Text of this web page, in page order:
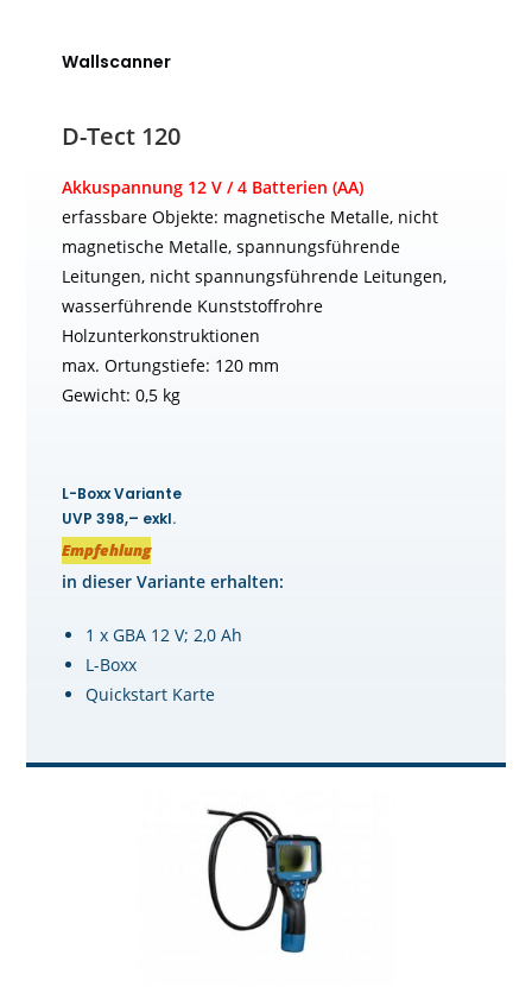
Wallscanner
D-Tect 120
Akkuspannung 12 V / 4 Batterien (AA)
erfassbare Objekte: magnetische Metalle, nicht
magnetische Metalle, spannungsführende
Leitungen, nicht spannungsführende Leitungen,
wasserführende Kunststoffrohre
Holzunterkonstruktionen
max. Ortungstiefe: 120 mm
Gewicht: 0,5 kg
L-Boxx Variante
UVP 398,– exkl.
Empfehlung
in dieser Variante erhalten:
1 x GBA 12 V; 2,0 Ah
L-Boxx
Quickstart Karte